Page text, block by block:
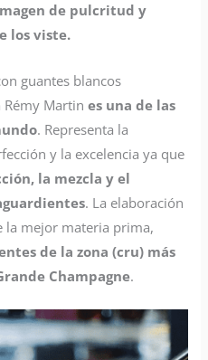
de pulcritud y
los viste.
guantes blancos
Rémy Martin es una de las
. Representa la
y la excelencia ya que
la mezcla y el
. La elaboración
la mejor materia prima,
de la zona (cru) más
Champagne.